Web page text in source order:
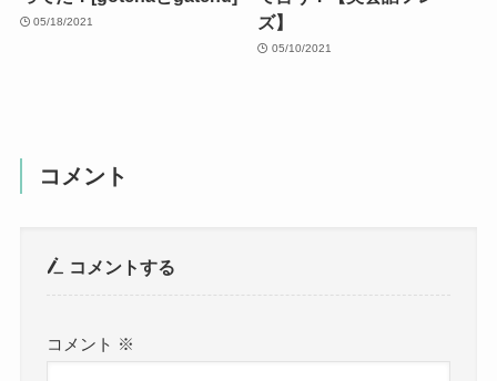
05/18/2021
ズ】
05/10/2021
コメント
コメントする
コメント ※